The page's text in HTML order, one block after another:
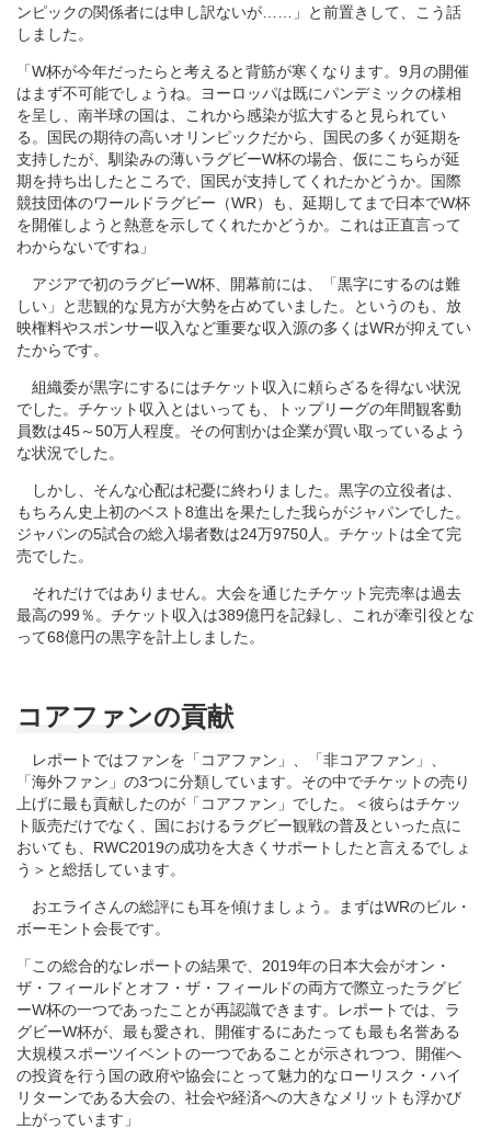
ンピックの関係者には申し訳ないが……」と前置きして、こう話
しました。
「W杯が今年だったらと考えると背筋が寒くなります。9月の開催
はまず不可能でしょうね。ヨーロッパは既にパンデミックの様相
を呈し、南半球の国は、これから感染が拡大すると見られてい
る。国民の期待の高いオリンピックだから、国民の多くが延期を
支持したが、馴染みの薄いラグビーW杯の場合、仮にこちらが延
期を持ち出したところで、国民が支持してくれたかどうか。国際
競技団体のワールドラグビー（WR）も、延期してまで日本でW杯
を開催しようと熱意を示してくれたかどうか。これは正直言って
わからないですね」
アジアで初のラグビーW杯、開幕前には、「黒字にするのは難
しい」と悲観的な見方が大勢を占めていました。というのも、放
映権料やスポンサー収入など重要な収入源の多くはWRが抑えてい
たからです。
組織委が黒字にするにはチケット収入に頼らざるを得ない状況
でした。チケット収入とはいっても、トップリーグの年間観客動
員数は45～50万人程度。その何割かは企業が買い取っているよう
な状況でした。
しかし、そんな心配は杞憂に終わりました。黒字の立役者は、
もちろん史上初のベスト8進出を果たした我らがジャパンでした。
ジャパンの5試合の総入場者数は24万9750人。チケットは全て完
売でした。
それだけではありません。大会を通じたチケット完売率は過去
最高の99％。チケット収入は389億円を記録し、これが牽引役とな
って68億円の黒字を計上しました。
コアファンの貢献
レポートではファンを「コアファン」、「非コアファン」、
「海外ファン」の3つに分類しています。その中でチケットの売り
上げに最も貢献したのが「コアファン」でした。＜彼らはチケッ
ト販売だけでなく、国におけるラグビー観戦の普及といった点に
おいても、RWC2019の成功を大きくサポートしたと言えるでしょ
う＞と総括しています。
おエライさんの総評にも耳を傾けましょう。まずはWRのビル・
ボーモント会長です。
「この総合的なレポートの結果で、2019年の日本大会がオン・
ザ・フィールドとオフ・ザ・フィールドの両方で際立ったラグビ
ーW杯の一つであったことが再認識できます。レポートでは、ラ
グビーW杯が、最も愛され、開催するにあたっても最も名誉ある
大規模スポーツイベントの一つであることが示されつつ、開催へ
の投資を行う国の政府や協会にとって魅力的なローリスク・ハイ
リターンである大会の、社会や経済への大きなメリットも浮かび
上がっています」